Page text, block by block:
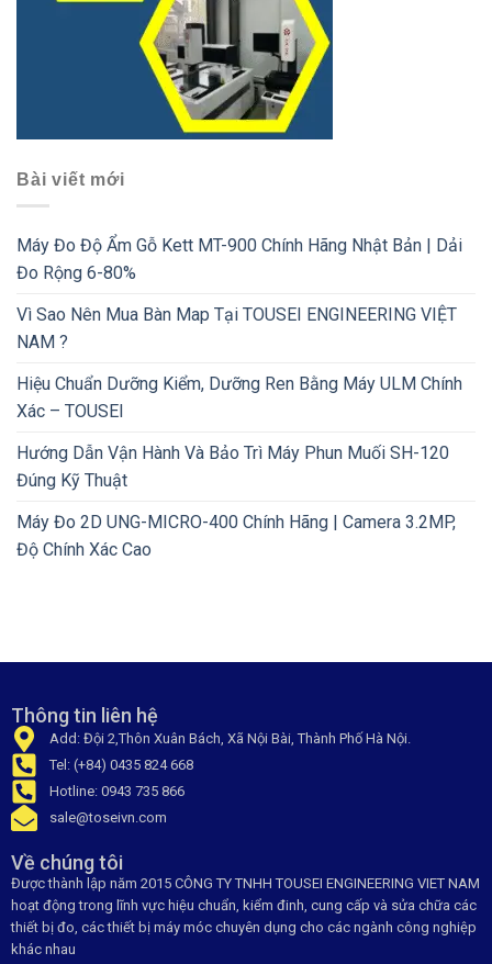
Bài viết mới
Máy Đo Độ Ẩm Gỗ Kett MT-900 Chính Hãng Nhật Bản | Dải
Đo Rộng 6-80%
Vì Sao Nên Mua Bàn Map Tại TOUSEI ENGINEERING VIỆT
NAM ?
Hiệu Chuẩn Dưỡng Kiểm, Dưỡng Ren Bằng Máy ULM Chính
Xác – TOUSEI
Hướng Dẫn Vận Hành Và Bảo Trì Máy Phun Muối SH-120
Đúng Kỹ Thuật
Máy Đo 2D UNG-MICRO-400 Chính Hãng | Camera 3.2MP,
Độ Chính Xác Cao
Thông tin liên hệ
Add: Đội 2,Thôn Xuân Bách, Xã Nội Bài, Thành Phố Hà Nội.
Tel: (+84) 0435 824 668
Hotline: 0943 735 866
sale@toseivn.com
Về chúng tôi
Được thành lập năm 2015 CÔNG TY TNHH TOUSEI ENGINEERING VIET NAM
hoạt động trong lĩnh vực hiệu chuẩn, kiểm đinh, cung cấp và sửa chữa các
thiết bị đo, các thiết bị máy móc chuyên dụng cho các ngành công nghiệp
khác nhau